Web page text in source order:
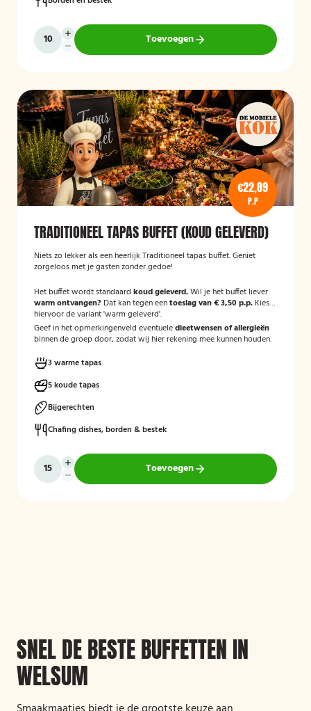
Toevoegen
€22,89
P.P
TRADITIONEEL TAPAS BUFFET (KOUD GELEVERD)
Niets zo lekker als een heerlijk Traditioneel tapas buffet. Geniet
zorgeloos met je gasten zonder gedoe!
Het buffet wordt standaard koud geleverd.Wil je het buffet liever
warm ontvangen? Dat kan tegen eentoeslag van € 3,50 p.p. Kies
hiervoor de variant 'warm geleverd'.
Geef in het opmerkingenveld eventueledieetwensen of allergieën
binnen de groep door, zodat wij hier rekening mee kunnen houden.
3 warme tapas
5 koude tapas
Bijgerechten
Chafing dishes, borden & bestek
Toevoegen
SNEL DE BESTE BUFFETTEN IN
WELSUM